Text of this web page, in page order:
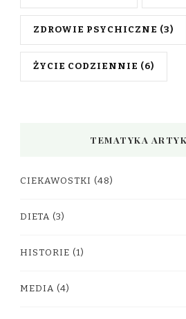
ZDROWIE PSYCHICZNE (3)
ŻYCIE CODZIENNIE (6)
TEMATYKA
CIEKAWOSTKI (48)
DIETA (3)
HISTORIE (1)
MEDIA (4)